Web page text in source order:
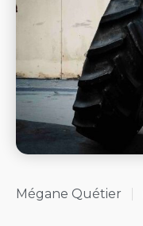
Mégane Quétier